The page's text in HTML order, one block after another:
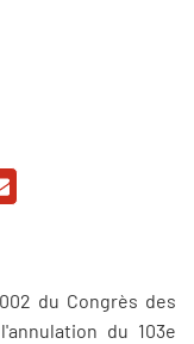
du Congrès des
du 103e